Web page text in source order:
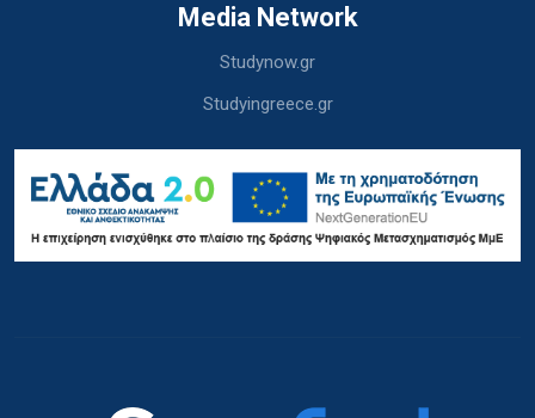
Media Network
Studynow.gr
Studyingreece.gr